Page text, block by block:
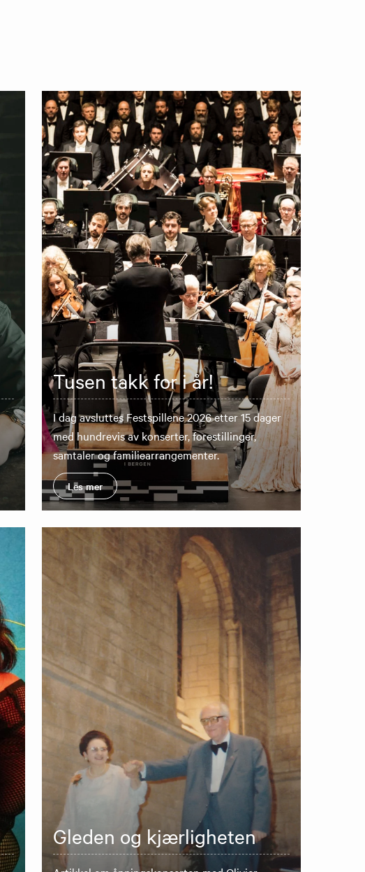
Tusen takk for i år!
I dag avsluttes Festspillene 2026 etter 15 dager
med hundrevis av konserter, forestillinger,
samtaler og familiearrangementer.
Les mer
Gleden og kjærligheten